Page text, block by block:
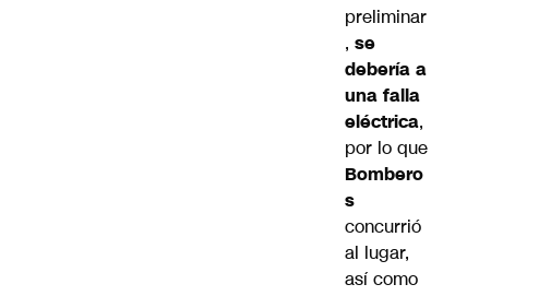
preliminar
, se
debería a
una falla
eléctrica,
por lo que
Bombero
s
concurrió
al lugar,
así como